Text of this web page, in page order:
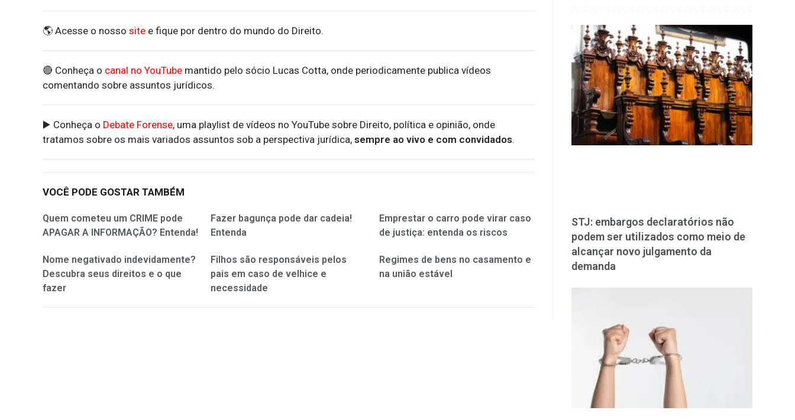
🌎 Acesse o nosso site e fique por dentro do mundo do Direito.
🔴 Conheça o canal no YouTube mantido pelo sócio Lucas Cotta, onde periodicamente publica vídeos
comentando sobre assuntos jurídicos.
▶️ Conheça o Debate Forense, uma playlist de vídeos no YouTube sobre Direito, política e opinião, onde
tratamos sobre os mais variados assuntos sob a perspectiva jurídica, sempre ao vivo e com convidados.
VOCÊ PODE GOSTAR TAMBÉM
Quem cometeu um CRIME pode
APAGAR A INFORMAÇÃO? Entenda!
Fazer bagunça pode dar cadeia!
Entenda
Emprestar o carro pode virar caso
de justiça: entenda os riscos
Nome negativado indevidamente?
Descubra seus direitos e o que
fazer
Filhos são responsáveis pelos
pais em caso de velhice e
necessidade
Regimes de bens no casamento e
na união estável
STJ: embargos declaratórios não
podem ser utilizados como meio de
alcançar novo julgamento da
demanda